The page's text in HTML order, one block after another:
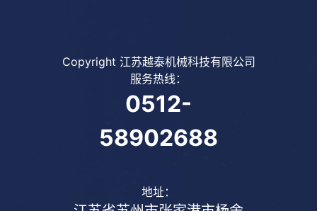
Copyright 江苏越泰机械科技有限公司
服务热线：
0512-
58902688
地址：